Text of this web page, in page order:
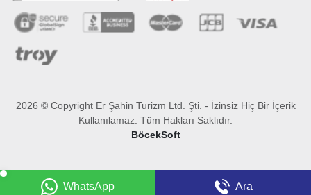
WhatsApp Ara
2026 © Copyright Er Şahin Turizm Ltd. Şti. - İzinsiz Hiç Bir İçerik
Kullanılamaz. Tüm Hakları Saklıdır.
BöcekSoft